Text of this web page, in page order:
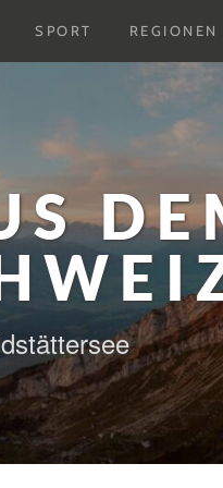
Untermenu
SPORT
Untermenu
REGIONEN